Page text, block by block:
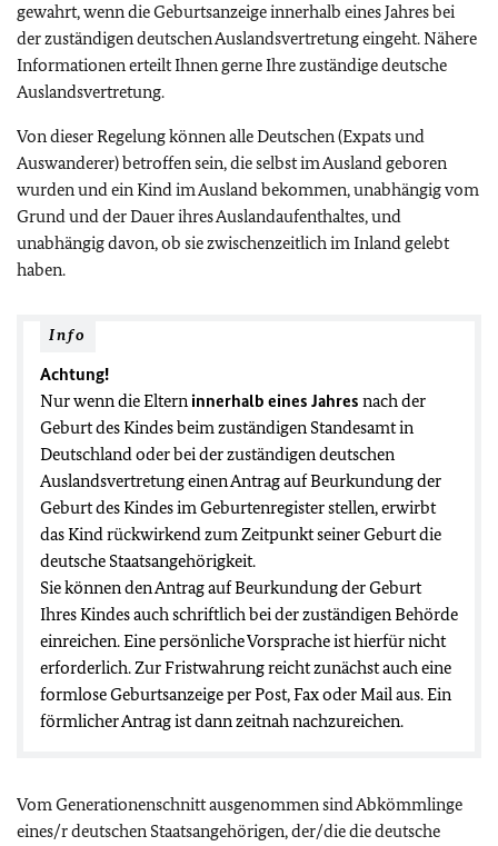
gewahrt, wenn die Geburtsanzeige innerhalb eines Jahres bei
der zuständigen deutschen Auslandsvertretung eingeht. Nähere
Informationen erteilt Ihnen gerne Ihre zuständige deutsche
Auslandsvertretung.
Von dieser Regelung können alle Deutschen (Expats und
Auswanderer) betroffen sein, die selbst im Ausland geboren
wurden und ein Kind im Ausland bekommen, unabhängig vom
Grund und der Dauer ihres Auslandaufenthaltes, und
unabhängig davon, ob sie zwischenzeitlich im Inland gelebt
haben.
Info
Achtung!
Nur wenn die Eltern innerhalb eines Jahres nach der
Geburt des Kindes beim zuständigen Standesamt in
Deutschland oder bei der zuständigen deutschen
Auslandsvertretung einen Antrag auf Beurkundung der
Geburt des Kindes im Geburtenregister stellen, erwirbt
das Kind rückwirkend zum Zeitpunkt seiner Geburt die
deutsche Staatsangehörigkeit.
Sie können den Antrag auf Beurkundung der Geburt
Ihres Kindes auch schriftlich bei der zuständigen Behörde
einreichen. Eine persönliche Vorsprache ist hierfür nicht
erforderlich. Zur Fristwahrung reicht zunächst auch eine
formlose Geburtsanzeige per Post, Fax oder Mail aus. Ein
förmlicher Antrag ist dann zeitnah nachzureichen.
Vom Generationenschnitt ausgenommen sind Abkömmlinge
eines/r deutschen Staatsangehörigen, der/die die deutsche